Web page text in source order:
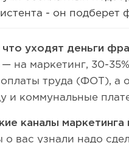
- он подберет
что уходят деньги
— на маркетинг, 30-
труда (ФОТ), а
и коммунальные
каналы
о вас узнали надо